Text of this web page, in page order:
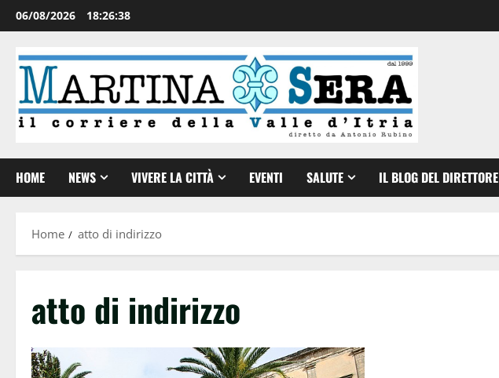
06/08/2026 18:26:39
HOME NEWS VIVERE LA CITTÀ EVENTI SALUTE IL BLOG DEL DIRETTORE
Home atto di indirizzo
atto di indirizzo